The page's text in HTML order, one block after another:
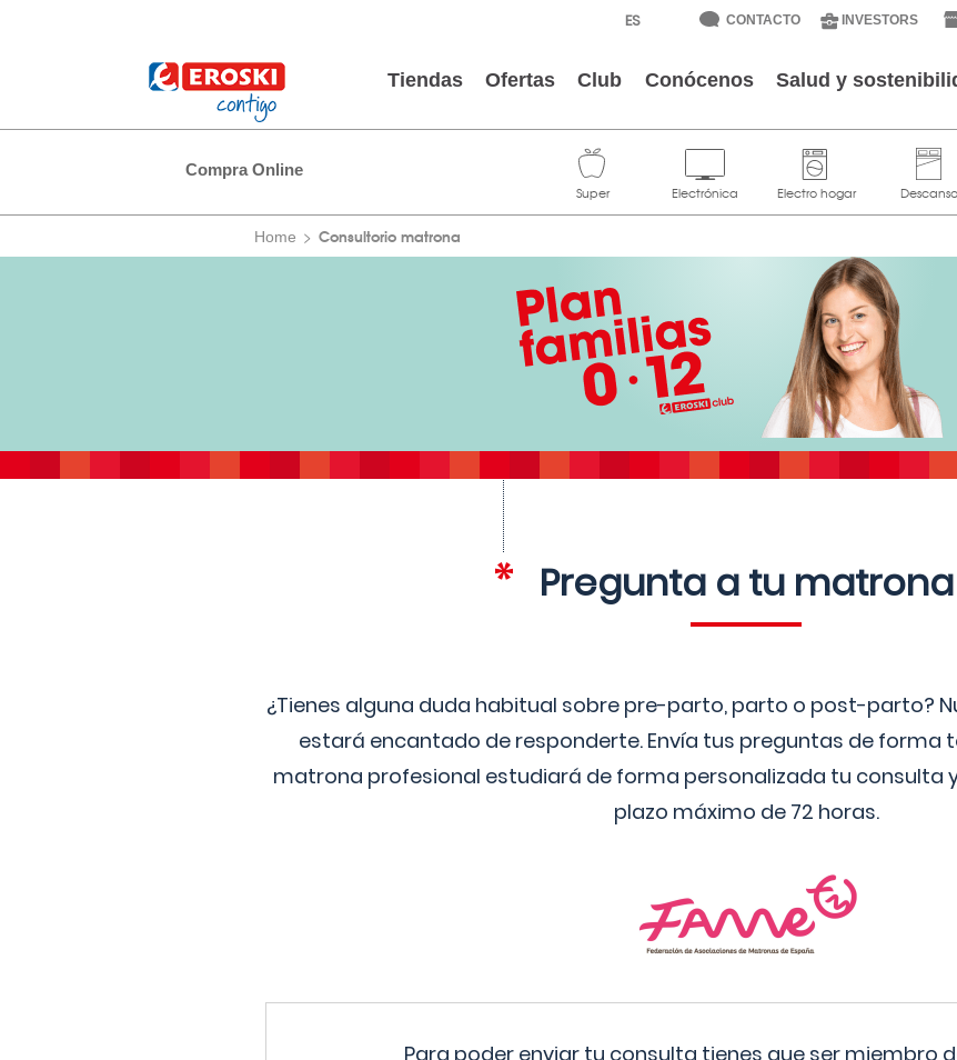
CONTACTO INVESTORS
Tiendas Ofertas Club Conócenos Salud y
Compra Online
Home Consultorio matrona
Pregunta a tu matrona
¿Tienes alguna duda habitual sobre pre-parto, parto o post-parto?
estará encantado de responderte. Envía tus preguntas de forma
matrona profesional estudiará de forma personalizada tu consulta
plazo máximo de 72 horas.
Para poder enviar tu consulta tienes que ser miembro de